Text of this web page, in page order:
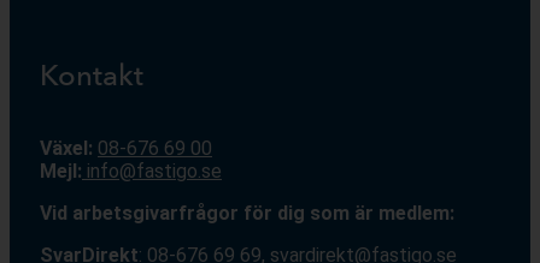
Kontakt
Växel: 08-676 69 00
Mejl: info@fastigo.se
Vid arbetsgivarfrågor för dig som är medlem:
SvarDirekt: 08-676 69 69, svardirekt@fastigo.se